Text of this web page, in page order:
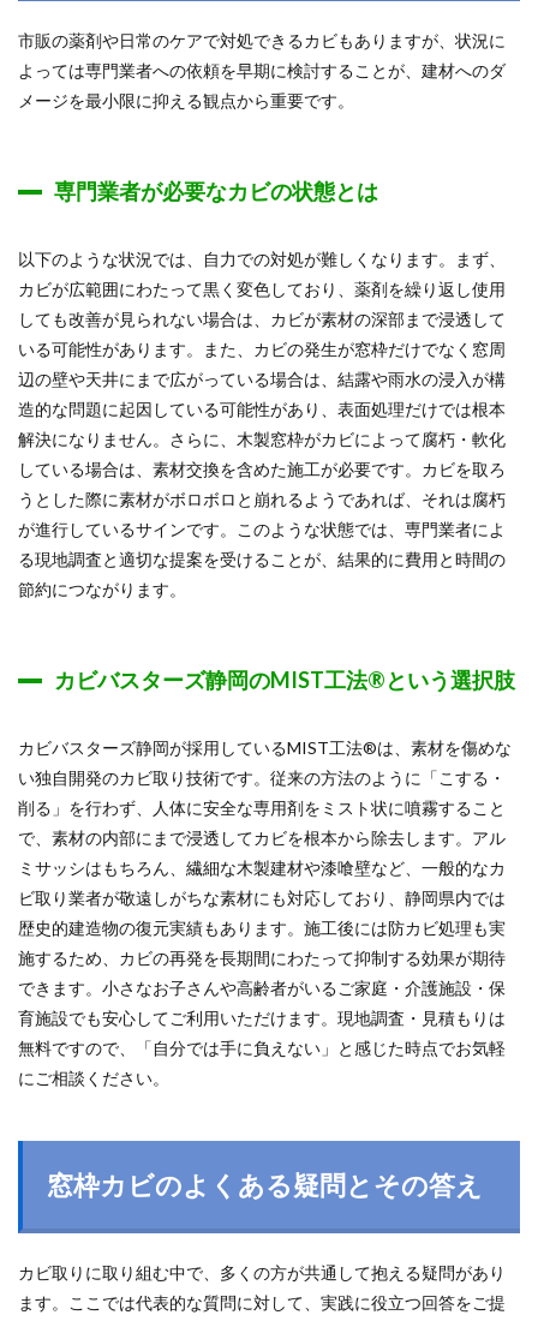
市販の薬剤や日常のケアで対処できるカビもありますが、状況に
よっては専門業者への依頼を早期に検討することが、建材へのダ
メージを最小限に抑える観点から重要です。
専門業者が必要なカビの状態とは
以下のような状況では、自力での対処が難しくなります。まず、
カビが広範囲にわたって黒く変色しており、薬剤を繰り返し使用
しても改善が見られない場合は、カビが素材の深部まで浸透して
いる可能性があります。また、カビの発生が窓枠だけでなく窓周
辺の壁や天井にまで広がっている場合は、結露や雨水の浸入が構
造的な問題に起因している可能性があり、表面処理だけでは根本
解決になりません。さらに、木製窓枠がカビによって腐朽・軟化
している場合は、素材交換を含めた施工が必要です。カビを取ろ
うとした際に素材がボロボロと崩れるようであれば、それは腐朽
が進行しているサインです。このような状態では、専門業者によ
る現地調査と適切な提案を受けることが、結果的に費用と時間の
節約につながります。
カビバスターズ静岡のMIST工法®という選択肢
カビバスターズ静岡が採用しているMIST工法®は、素材を傷めな
い独自開発のカビ取り技術です。従来の方法のように「こする・
削る」を行わず、人体に安全な専用剤をミスト状に噴霧すること
で、素材の内部にまで浸透してカビを根本から除去します。アル
ミサッシはもちろん、繊細な木製建材や漆喰壁など、一般的なカ
ビ取り業者が敬遠しがちな素材にも対応しており、静岡県内では
歴史的建造物の復元実績もあります。施工後には防カビ処理も実
施するため、カビの再発を長期間にわたって抑制する効果が期待
できます。小さなお子さんや高齢者がいるご家庭・介護施設・保
育施設でも安心してご利用いただけます。現地調査・見積もりは
無料ですので、「自分では手に負えない」と感じた時点でお気軽
にご相談ください。
窓枠カビのよくある疑問とその答え
カビ取りに取り組む中で、多くの方が共通して抱える疑問があり
ます。ここでは代表的な質問に対して、実践に役立つ回答をご提